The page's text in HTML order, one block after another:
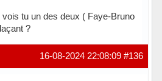
tu un des deux ( Faye-Bruno
?
#136
16-08-2024 22:08:09